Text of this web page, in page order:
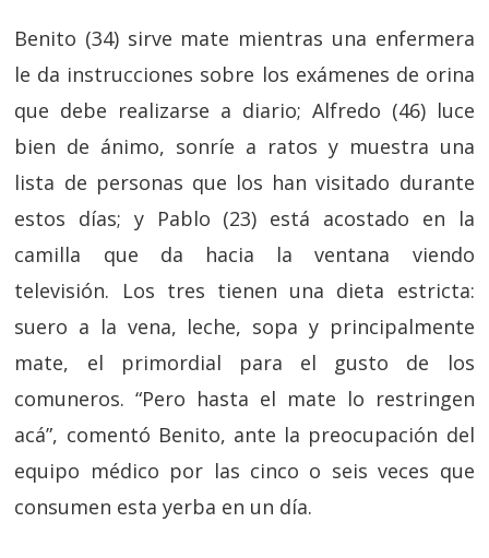
Benito (34) sirve mate mientras una enfermera
le da instrucciones sobre los exámenes de orina
que debe realizarse a diario; Alfredo (46) luce
bien de ánimo, sonríe a ratos y muestra una
lista de personas que los han visitado durante
estos días; y Pablo (23) está acostado en la
camilla que da hacia la ventana viendo
televisión. Los tres tienen una dieta estricta:
suero a la vena, leche, sopa y principalmente
mate, el primordial para el gusto de los
comuneros. “Pero hasta el mate lo restringen
acá”, comentó Benito, ante la preocupación del
equipo médico por las cinco o seis veces que
consumen esta yerba en un día.